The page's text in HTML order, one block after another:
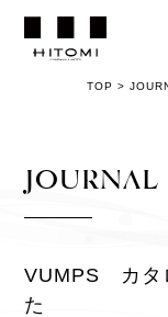
TOP >
JOURNAL
VUMPS カタ
た